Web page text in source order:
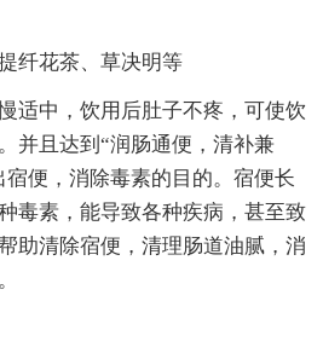
花茶、草决明等
中，饮用后肚子不疼，可使饮
并且达到“润肠通便，清补兼
宿便，消除毒素的目的。宿便长
毒素，能导致各种疾病，甚至致
助清除宿便，清理肠道油腻，消